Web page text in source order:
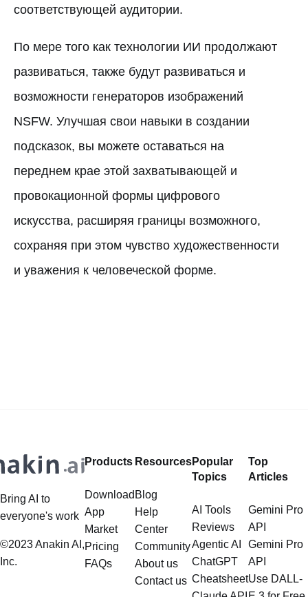
соответствующей аудитории.
По мере того как технологии ИИ продолжают
развиваться, также будут развиваться и
возможности генераторов изображений
NSFW. Улучшая свои навыки в создании
подсказок, вы можете оставаться на
переднем крае этой захватывающей и
провокационной формы цифрового
искусства, расширяя границы возможного,
сохраняя при этом чувство художественности
и уважения к человеческой форме.
Bring AI to
everyone's work
©2023 Anakin AI,
Inc.
Products
Download
App
Market
Pricing
FAQs
Resources
Blog
Help
Center
Community
About us
Contact us
Popular
Topics
AI Tools
Reviews
Agentic AI
ChatGPT
Cheatsheet
Top
Articles
Gemini Pro
API
Gemini Pro
API
Use DALL-